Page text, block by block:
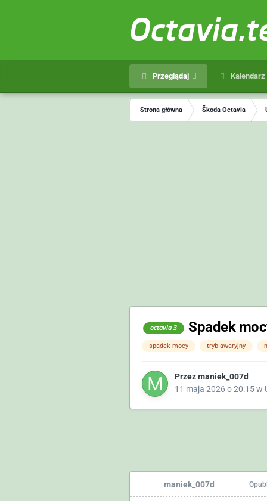
Przeglądaj Kalendarz
Strona główna Škoda Octavia
octavia 3 Spadek
spadek mocy tryb awaryjny
Przezmaniek_007d
11 maja 2026 o 20:15w
maniek_007d